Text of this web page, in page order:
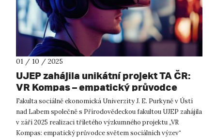
01 / 10 / 2025
UJEP zahájila unikátní projekt TA ČR:
VR Kompas – empatický průvodce
světem sociálních výzev
Fakulta sociálně ekonomická Univerzity J. E. Purkyně v Ústí
nad Labem společně s Přírodovědeckou fakultou UJEP zahájila
v září 2025 realizaci tříletého výzkumného projektu „VR
Kompas: empatický průvodce světem sociálních výzev“